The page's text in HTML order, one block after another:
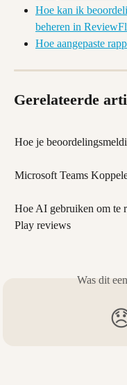
Hoe kan ik
beheren in
Hoe aangepaste
Gerelateerde
Hoe je
Microsoft Teams
Hoe AI gebruiken om te
Play reviews
Was dit